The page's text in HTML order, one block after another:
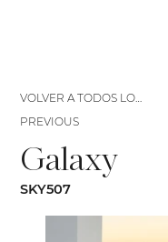
Galaxy
SKY507
VOLVER A TODOS LOS VESTIDOS
PREVIOUS